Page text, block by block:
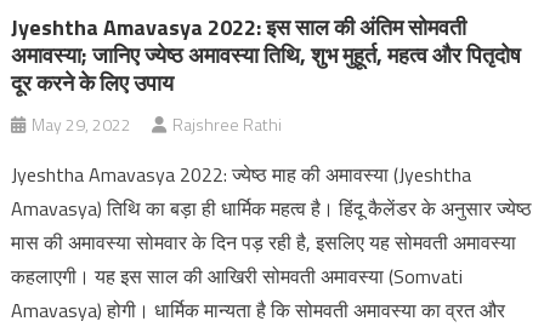
Jyeshtha Amavasya 2022: इस साल की अंतिम सोमवती
अमावस्या; जानिए ज्येष्ठ अमावस्या तिथि, शुभ मुहूर्त, महत्व और पितृदोष
दूर करने के लिए उपाय
May 29, 2022 Rajshree Rathi
Jyeshtha Amavasya 2022: ज्येष्ठ माह की अमावस्या (Jyeshtha
Amavasya) तिथि का बड़ा ही धार्मिक महत्व है। हिंदू कैलेंडर के अनुसार ज्येष्ठ
मास की अमावस्या सोमवार के दिन पड़ रही है, इसलिए यह सोमवती अमावस्या
कहलाएगी। यह इस साल की आखिरी सोमवती अमावस्या (Somvati
Amavasya) होगी। धार्मिक मान्यता है कि सोमवती अमावस्या का व्रत और